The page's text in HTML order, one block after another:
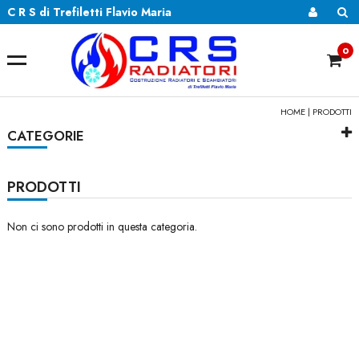
C R S di Trefiletti Flavio Maria
0
HOME | PRODOTTI
CATEGORIE
PRODOTTI
Non ci sono prodotti in questa categoria.